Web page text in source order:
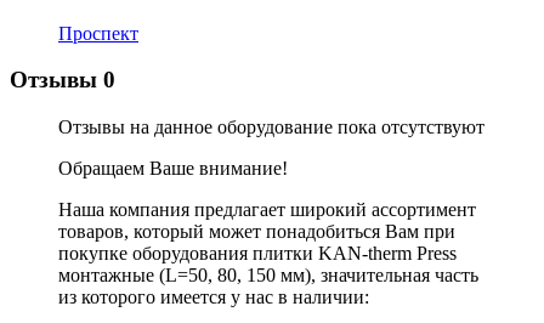
Проспект
Отзывы 0
Отзывы на данное оборудование пока отсутствуют
Обращаем Ваше внимание!
Наша компания предлагает широкий ассортимент
товаров, который может понадобиться Вам при
покупке оборудования плитки KAN-therm Press
монтажные (L=50, 80, 150 мм), значительная часть
из которого имеется у нас в наличии: